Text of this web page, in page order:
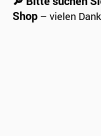
Shop – vielen